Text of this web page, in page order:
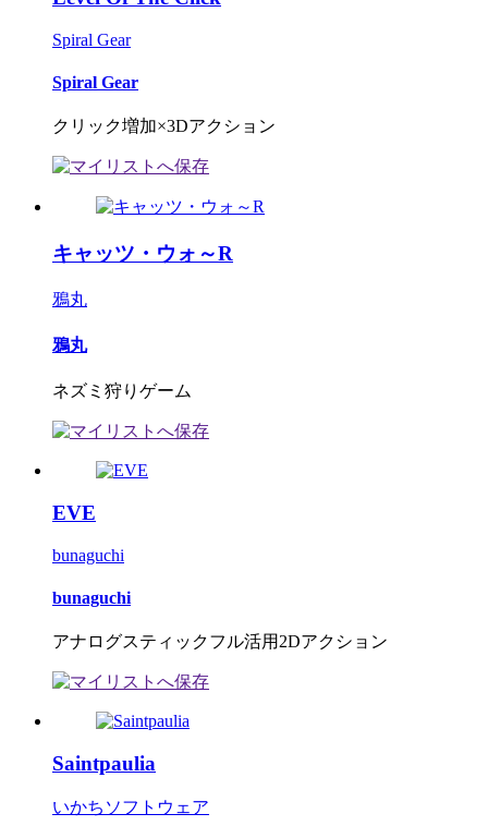
Spiral Gear
Spiral Gear
クリック増加×3Dアクション
キャッツ・ウォ～R
鴉丸
鴉丸
ネズミ狩りゲーム
EVE
bunaguchi
bunaguchi
アナログスティックフル活用2Dアクション
Saintpaulia
いかちソフトウェア